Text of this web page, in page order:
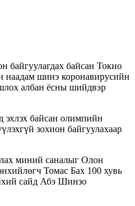
байгуулагдах байсан Токио
наадам шинэ коронавирусийн
албан ёсны шийдвэр
эхлэх байсан олимпийн
зохион байгуулахаар
миний саналыг Олон
Томас Бах 100 хувь
сайд Абэ Шинзо